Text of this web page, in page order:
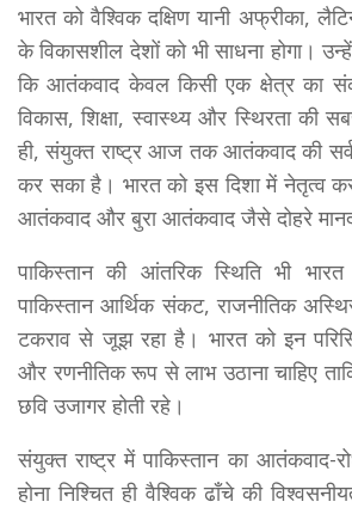
भारत को वैश्विक दक्षिण यानी अफ्रीका,
के विकासशील देशों को भी साधना होगा।
कि आतंकवाद केवल किसी एक क्षेत्र का
विकास, शिक्षा, स्वास्थ्य और स्थिरता की
ही, संयुक्त राष्ट्र आज तक आतंकवाद की
कर सका है। भारत को इस दिशा में नेतृत्व
आतंकवाद और बुरा आतंकवाद जैसे दोहरे
पाकिस्तान की आंतरिक स्थिति भी
पाकिस्तान आर्थिक संकट, राजनीतिक
टकराव से जूझ रहा है। भारत को इन
और रणनीतिक रूप से लाभ उठाना चाहिए
छवि उजागर होती रहे।
संयुक्त राष्ट्र में पाकिस्तान का आतंकवाद-
होना निश्चित ही वैश्विक ढाँचे की